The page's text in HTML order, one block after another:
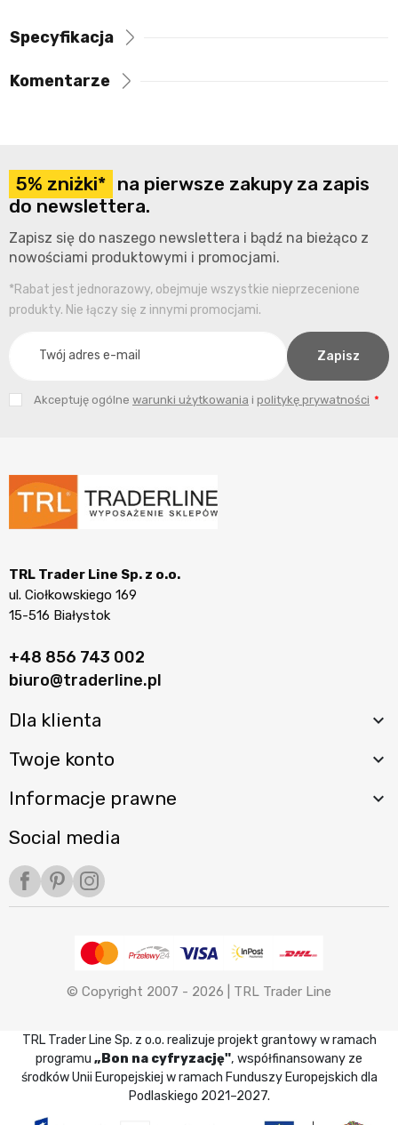
Specyfikacja
Komentarze
5% zniżki* na pierwsze zakupy za zapis
do newslettera.
Zapisz się do naszego newslettera i bądź na bieżąco z
nowościami produktowymi i promocjami.
*Rabat jest jednorazowy, obejmuje wszystkie nieprzecenione
produkty. Nie łączy się z innymi promocjami.
Akceptuję ogólne warunki użytkowania i politykę prywatności
TRL Trader Line Sp. z o.o.
ul. Ciołkowskiego 169
15-516 Białystok
+48 856 743 002
biuro@traderline.pl
Dla klienta 
Twoje konto 
Informacje prawne 
Social media
Facebook
PinterestInstagram
© Copyright 2007 - 2026 | TRL Trader Line
TRL Trader Line Sp. z o.o. realizuje projekt grantowy w ramach
programu „Bon na cyfryzację", współfinansowany ze
środków Unii Europejskiej w ramach Funduszy Europejskich dla
Podlaskiego 2021–2027.